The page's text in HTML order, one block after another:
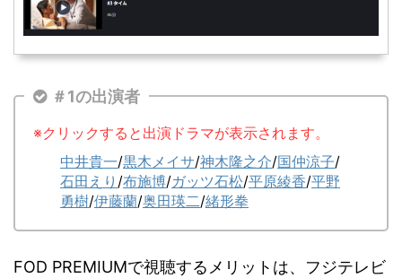
＃1の出演者
※クリックすると出演ドラマが表示されます。
中井貴一/黒木メイサ/神木隆之介/国仲涼子/
石田えり /布施博/ガッツ石松/平原綾香/平野
勇樹/伊藤蘭/奥田瑛二/緒形拳
FOD PREMIUMで視聴するメリットは、フジテレビ